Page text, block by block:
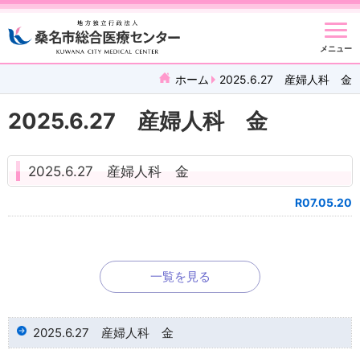
メニュー
ホーム 2025.6.27 産婦人科 金
2025.6.27 産婦人科 金
2025.6.27 産婦人科 金
R07.05.20
一覧を見る
2025.6.27 産婦人科 金